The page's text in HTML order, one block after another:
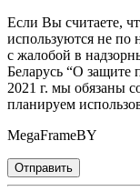
Если Вы считаете,
используются не по
с жалобой в
Беларусь “О защите
2021 г. мы обязаны
планируем
MegaFrameBY
Отправить